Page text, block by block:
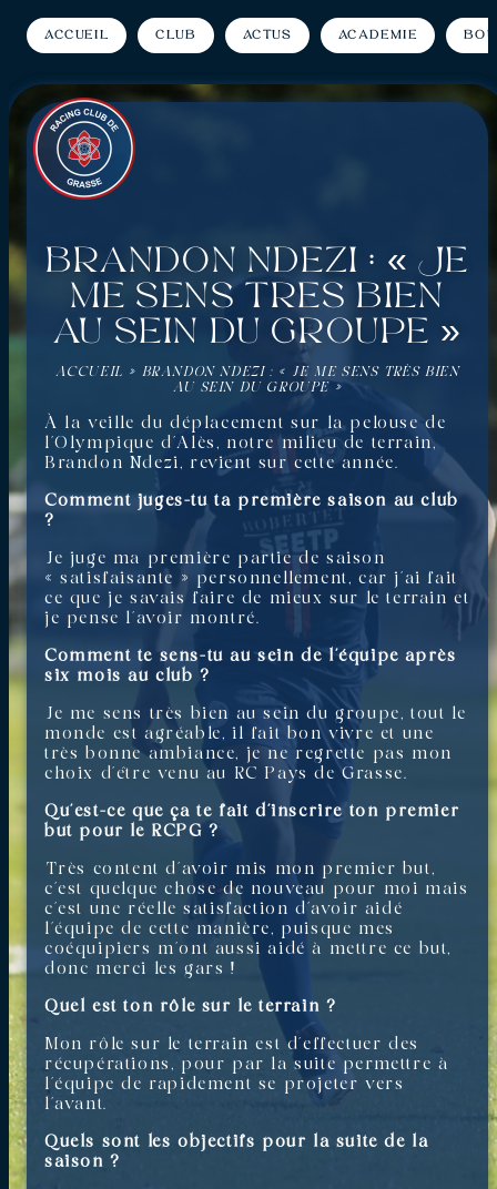
Accueil Club Actus Académie
Brandon Ndezi : « Je
me sens très bien
au sein du groupe »
ACCUEIL » BRANDON NDEZI : « JE ME SENS TRÈS BIEN
AU SEIN DU GROUPE »
À la veille du déplacement sur la pelouse de
l’Olympique d’Alès, notre milieu de terrain,
Brandon Ndezi, revient sur cette année.
Comment juges-tu ta première saison au club
?
Je juge ma première partie de saison
« satisfaisante » personnellement, car j’ai fait
ce que je savais faire de mieux sur le terrain et
je pense l’avoir montré.
Comment te sens-tu au sein de l’équipe après
six mois au club ?
Je me sens très bien au sein du groupe, tout le
monde est agréable, il fait bon vivre et une
très bonne ambiance, je ne regrette pas mon
choix d’être venu au RC Pays de Grasse.
Qu’est-ce que ça te fait d’inscrire ton premier
but pour le RCPG ?
⁠Très content d’avoir mis mon premier but,
c’est quelque chose de nouveau pour moi mais
c’est une réelle satisfaction d’avoir aidé
l’équipe de cette manière, puisque mes
coéquipiers m’ont aussi aidé à mettre ce but,
donc merci les gars !
Quel est ton rôle sur le terrain ?
Mon rôle sur le terrain est d’effectuer des
récupérations, pour par la suite permettre à
l’équipe de rapidement se projeter vers
l’avant.
Quels sont les objectifs pour la suite de la
saison ?